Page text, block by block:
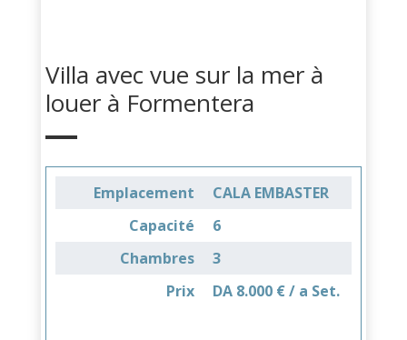
Villa avec vue sur la mer à
louer à Formentera
Emplacement
CALA EMBASTER
Capacité
6
Chambres
3
Prix
DA 8.000 € / a Set.